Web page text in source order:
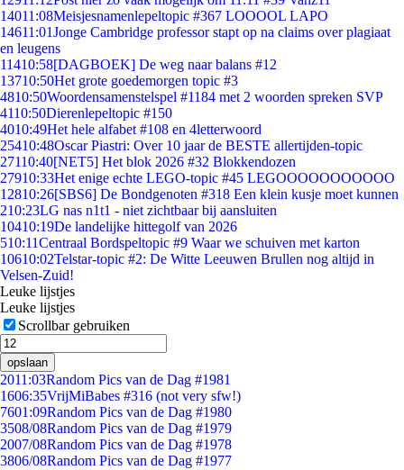
14011:08Meisjesnamenlepeltopic #367 LOOOOL LAPO
14611:01Jonge Cambridge professor stapt op na claims over plagiaat
en leugens
11410:58[DAGBOEK] De weg naar balans #12
13710:50Het grote goedemorgen topic #3
4810:50Woordensamenstelspel #1184 met 2 woorden spreken SVP
4110:50Dierenlepeltopic #150
4010:49Het hele alfabet #108 en 4letterwoord
25410:48Oscar Piastri: Over 10 jaar de BESTE allertijden-topic
27110:40[NET5] Het blok 2026 #32 Blokkendozen
27910:33Het enige echte LEGO-topic #45 LEGOOOOOOOOOOO
12810:26[SBS6] De Bondgenoten #318 Een klein kusje moet kunnen
210:23LG nas n1t1 - niet zichtbaar bij aansluiten
10410:19De landelijke hittegolf van 2026
510:11Centraal Bordspeltopic #9 Waar we schuiven met karton
10610:02Telstar-topic #2: De Witte Leeuwen Brullen nog altijd in
Velsen-Zuid!
Leuke lijstjes
Leuke lijstjes
Scrollbar gebruiken
opslaan
2011:03Random Pics van de Dag #1981
1606:35VrijMiBabes #316 (not very sfw!)
7601:09Random Pics van de Dag #1980
3508/08Random Pics van de Dag #1979
2007/08Random Pics van de Dag #1978
3806/08Random Pics van de Dag #1977